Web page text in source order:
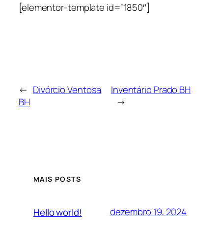
[elementor-template id=”1850″]
← Divórcio Ventosa
BH
Inventário Prado BH
→
MAIS POSTS
Hello world! dezembro 19, 2024